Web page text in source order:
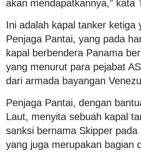
akan mendapatkannya,” kata
Ini adalah kapal tanker ketiga
Penjaga Pantai, yang pada
kapal berbendera Panama
yang menurut para pejabat
dari armada bayangan
Penjaga Pantai, dengan
Laut, menyita sebuah kapal
sanksi bernama Skipper pada
yang juga merupakan bagian